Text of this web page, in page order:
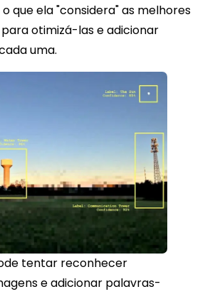
que ela "considera" as melhores
otimizá-las e adicionar
uma.
tentar reconhecer
e adicionar palavras-